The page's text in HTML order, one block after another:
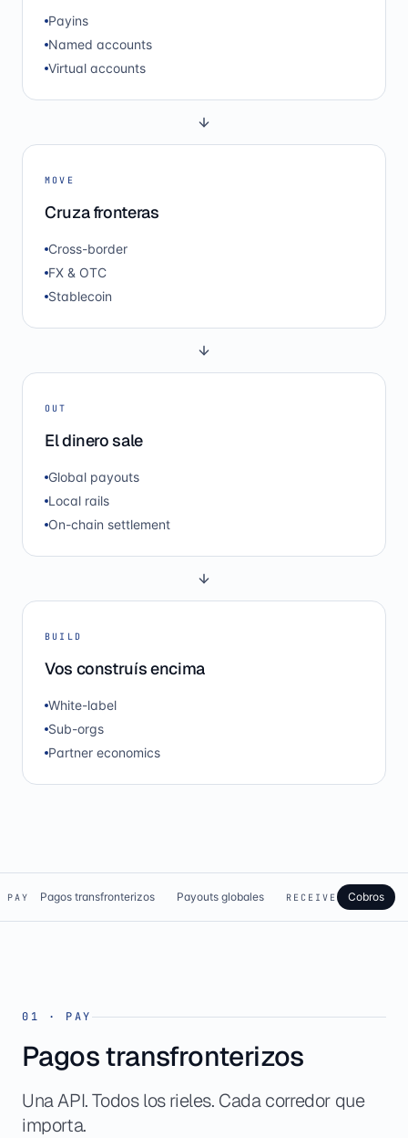
Payins
Named accounts
Virtual accounts
MOVE
Cruza fronteras
Cross-border
FX & OTC
Stablecoin
OUT
El dinero sale
Global payouts
Local rails
On-chain settlement
BUILD
Vos construís encima
White-label
Sub-orgs
Partner economics
PAY Pagos transfronterizos Payouts globales RECEIVE Cobros
01 · PAY
Pagos transfronterizos
Una API. Todos los rieles. Cada corredor que
importa.